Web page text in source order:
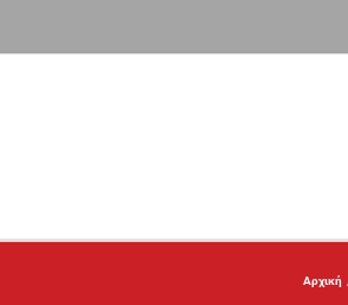
Αρχική